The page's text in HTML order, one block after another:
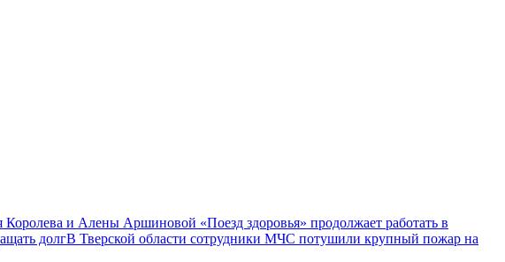
Королева и Алены Аршиновой «Поезд здоровья» продолжает работать в
долгВ Тверской области сотрудники МЧС потушили крупный пожар на